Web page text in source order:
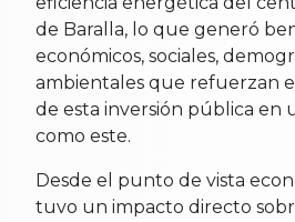
de Baralla, lo que generó
económicos, sociales,
ambientales que refuerzan
de esta inversión pública en
como este.
Desde el punto de vista
tuvo un impacto directo